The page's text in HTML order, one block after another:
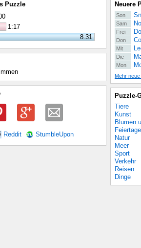
Puzzle
1:17
8:31
Reddit StumbleUpon
Neuere
Son
Sam
Frei
Don
Mit
Die
Mon
Mehr
Puzzle-
Tiere
Kunst
Blumen
Feiertage
Natur
Meer
Sport
Verkehr
Reisen
Dinge